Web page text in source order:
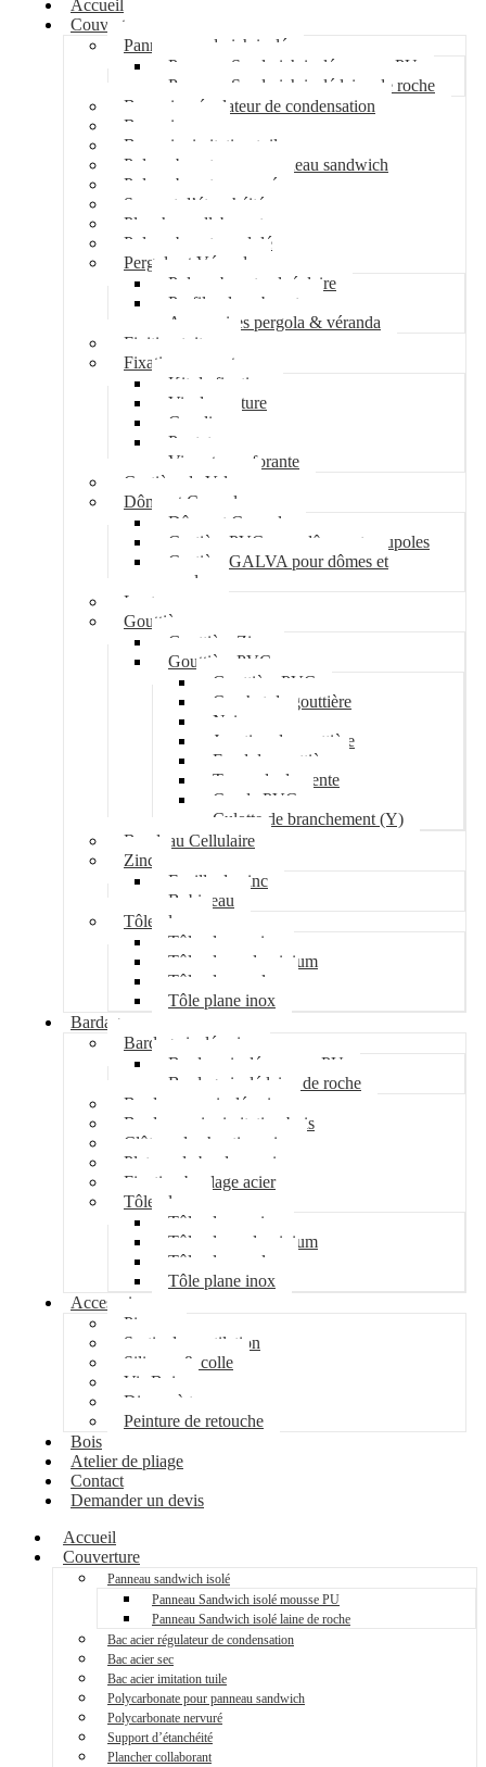
Accueil
Couverture
Panneau sandwich isolé
Panneau Sandwich isolé mousse PU
Panneau Sandwich isolé laine de roche
Bac acier régulateur de condensation
Bac acier sec
Bac acier imitation tuile
Polycarbonate pour panneau sandwich
Polycarbonate nervuré
Support d’étanchéité
Plancher collaborant
Polycarbonate ondulé
Pergola et Véranda
Polycarbonate alvéolaire
Profil polycarbonate
Accessoires pergola & véranda
Finition toiture
Fixation couverture
Kit de fixation
Vis de couture
Cavalier
Pontet
Vis auto-perforante
Costière de Velux
Dôme et Coupole
Dôme et Coupole
Costière PVC pour dômes et coupoles
Costière GALVA pour dômes et
coupoles
Lanterneau
Gouttière
Gouttière Zinc
Gouttière PVC
Gouttière PVC
Crochet de gouttière
Naissance
Jonction de gouttière
Fond de gouttière
Tuyau de descente
Coude PVC
Culotte de branchement (Y)
Bandeau Cellulaire
Zinc
Feuille de zinc
Bobineau
Tôle plane
Tôle plane acier
Tôle plane aluminium
Tôle plane galva
Tôle plane inox
Bardage
Bardage isolé acier
Bardage isolé mousse PU
Bardage isolé laine de roche
Bardage non isolé acier
Bardage acier imitation bois
Clôture de chantier acier
Plateau de bardage acier
Fixation bardage acier
Tôle plane
Tôle plane acier
Tôle plane aluminium
Tôle plane galva
Tôle plane inox
Accessoires
Pipeco
Sortie de ventilation
Silicone & colle
Vis Bois
Disque à tronçonner
Peinture de retouche
Bois
Atelier de pliage
Contact
Demander un devis
Accueil
Couverture
Panneau sandwich isolé
Panneau Sandwich isolé mousse PU
Panneau Sandwich isolé laine de roche
Bac acier régulateur de condensation
Bac acier sec
Bac acier imitation tuile
Polycarbonate pour panneau sandwich
Polycarbonate nervuré
Support d’étanchéité
Plancher collaborant